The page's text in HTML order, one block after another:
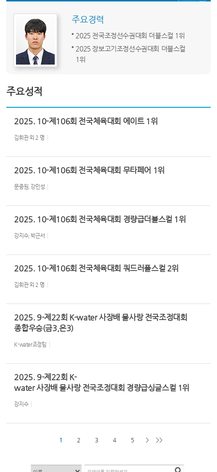
주요경력
2025 전국조정선수권대회 더블스컬 1위
2025 장보고기조정선수권대회 더블스컬
1위
주요성적
2025. 10-제106회 전국체육대회 에이트 1위
김휘관 외 2 명
2025. 10-제106회 전국체육대회 무타페어 1위
문종원, 강민성
2025. 10-제106회 전국체육대회 경량급더블스컬 1위
강지수, 박근서
2025. 10-제106회 전국체육대회 쿼드러플스컬 2위
김휘관 외 2 명
2025. 9-제22회 K-water 사장배 물사랑 전국조정대회
종합우승(금3,은3)
K-water조정팀
2025. 9-제22회 K-
water 사장배 물사랑 전국조정대회 경량급싱글스컬 1위
강지수
1 2 3 4 5 > >>